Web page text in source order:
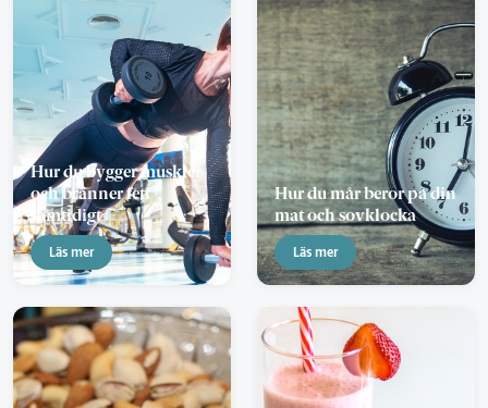
Hur du bygger muskler
och bränner fett
samtidigt
Läs mer
Hur du mår beror på din
mat och sovklocka
Läs mer